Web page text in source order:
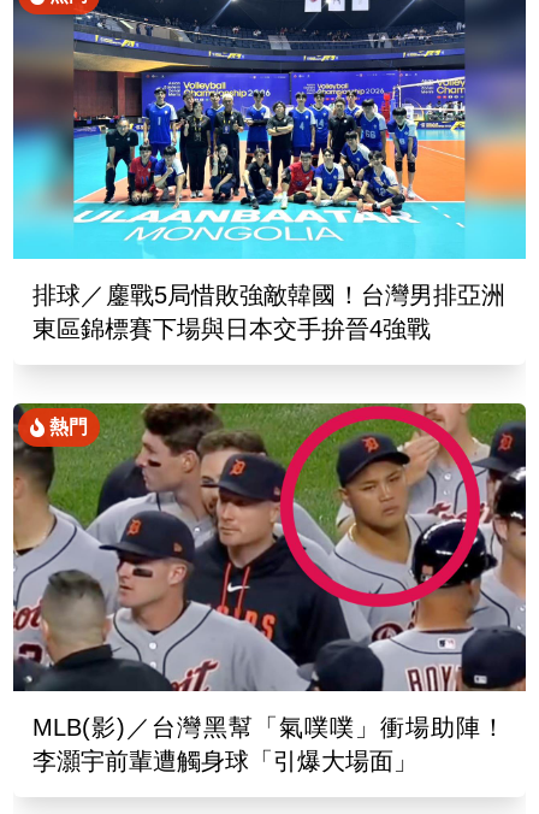
排球／鏖戰5局惜敗強敵韓國！台灣男排亞洲
東區錦標賽下場與日本交手拚晉4強戰
熱門
MLB(影)／台灣黑幫「氣噗噗」衝場助陣！
李灝宇前輩遭觸身球「引爆大場面」